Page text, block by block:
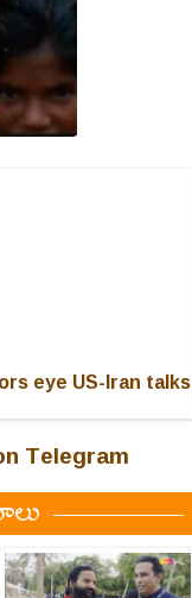
eye US-Iran talks
Telegram